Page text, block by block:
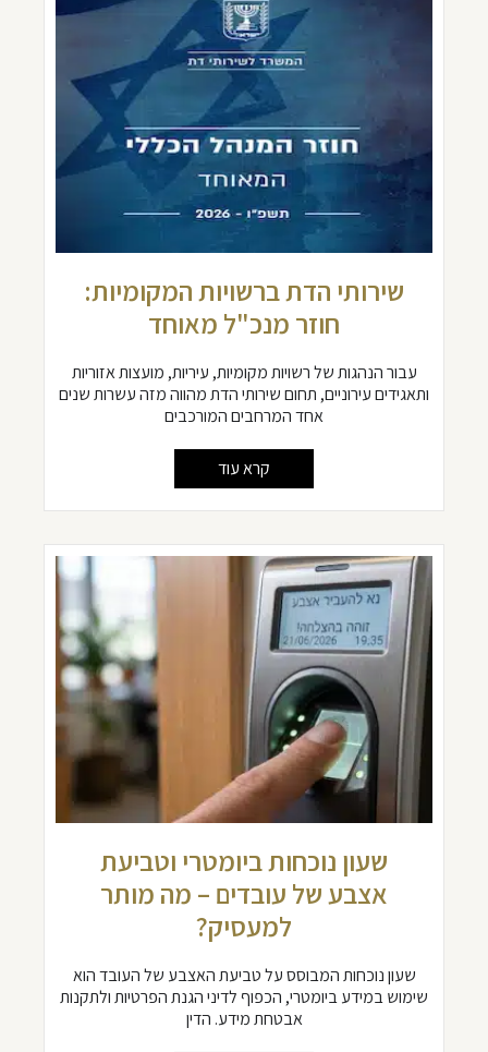
שירותי הדת ברשויות המקומיות:
חוזר מנכ"ל מאוחד
עבור הנהגות של רשויות מקומיות, עיריות, מועצות אזוריות
ותאגידים עירוניים, תחום שירותי הדת מהווה מזה עשרות שנים
אחד המרחבים המורכבים
קרא עוד
שעון נוכחות ביומטרי וטביעת
אצבע של עובדים – מה מותר
למעסיק?
שעון נוכחות המבוסס על טביעת האצבע של העובד הוא
שימוש במידע ביומטרי, הכפוף לדיני הגנת הפרטיות ולתקנות
אבטחת מידע. הדין